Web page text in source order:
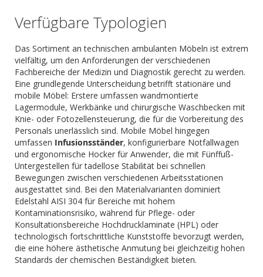
Verfügbare Typologien
Das Sortiment an technischen ambulanten Möbeln ist extrem
vielfältig, um den Anforderungen der verschiedenen
Fachbereiche der Medizin und Diagnostik gerecht zu werden.
Eine grundlegende Unterscheidung betrifft stationäre und
mobile Möbel: Erstere umfassen wandmontierte
Lagermodule, Werkbänke und chirurgische Waschbecken mit
Knie- oder Fotozellensteuerung, die für die Vorbereitung des
Personals unerlässlich sind. Mobile Möbel hingegen
umfassen Infusionsständer, konfigurierbare Notfallwagen
und ergonomische Hocker für Anwender, die mit Fünffuß-
Untergestellen für tadellose Stabilität bei schnellen
Bewegungen zwischen verschiedenen Arbeitsstationen
ausgestattet sind. Bei den Materialvarianten dominiert
Edelstahl AISI 304 für Bereiche mit hohem
Kontaminationsrisiko, während für Pflege- oder
Konsultationsbereiche Hochdrucklaminate (HPL) oder
technologisch fortschrittliche Kunststoffe bevorzugt werden,
die eine höhere ästhetische Anmutung bei gleichzeitig hohen
Standards der chemischen Beständigkeit bieten.